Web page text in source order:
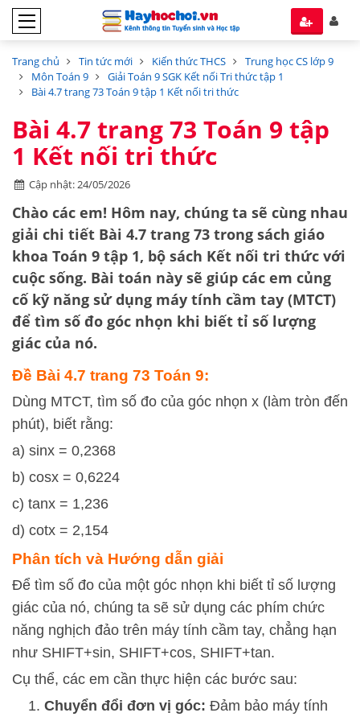
Trang chủ Tin tức mới Kiến thức THCS
Trung học CS lớp 9
Môn Toán 9
Giải Toán 9 SGK Kết nối Tri thức tập 1
Bài 4.7 trang 73 Toán 9 tập 1 Kết nối tri thức
Bài 4.7 trang 73 Toán 9 tập
1 Kết nối tri thức
Cập nhật: 24/05/2026
Chào các em! Hôm nay, chúng ta sẽ cùng nhau
giải chi tiết Bài 4.7 trang 73 trong sách giáo
khoa Toán 9 tập 1, bộ sách Kết nối tri thức với
cuộc sống. Bài toán này sẽ giúp các em củng
cố kỹ năng sử dụng máy tính cầm tay (MTCT)
để tìm số đo góc nhọn khi biết tỉ số lượng
giác của nó.
Đề Bài 4.7 trang 73 Toán 9:
Dùng MTCT, tìm số đo của góc nhọn x (làm tròn đến
phút), biết rằng:
a) sinx = 0,2368
b) cosx = 0,6224
c) tanx = 1,236
d) cotx = 2,154
Phân tích và Hướng dẫn giải
Để tìm số đo của một góc nhọn khi biết tỉ số lượng
giác của nó, chúng ta sẽ sử dụng các phím chức
năng nghịch đảo trên máy tính cầm tay, chẳng hạn
như SHIFT+sin, SHIFT+cos, SHIFT+tan.
Cụ thể, các em cần thực hiện các bước sau:
Chuyển đổi đơn vị góc: Đảm bảo máy tính